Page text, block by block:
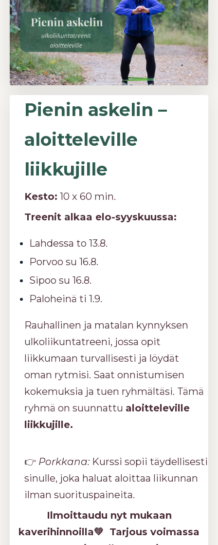
Pienin askelin –
aloitteleville
liikkujille
Kesto: 10 x 60 min.
Treenit alkaa elo-syyskuussa:
Lahdessa to 13.8.
Porvoo su 16.8.
Sipoo su 16.8.
Paloheinä ti 1.9.
Rauhallinen ja matalan kynnyksen
ulkoliikuntatreeni, jossa opit
liikkumaan turvallisesti ja löydät
oman rytmisi. Saat onnistumisen
kokemuksia ja tuen ryhmältäsi. Tämä
ryhmä on suunnattu aloitteleville
liikkujille.
👉 Porkkana: Kurssi sopii täydellisesti
sinulle, joka haluat aloittaa liikunnan
ilman suorituspaineita.
Ilmoittaudu nyt mukaan
kaverihinnoilla💚 Tarjous voimassa